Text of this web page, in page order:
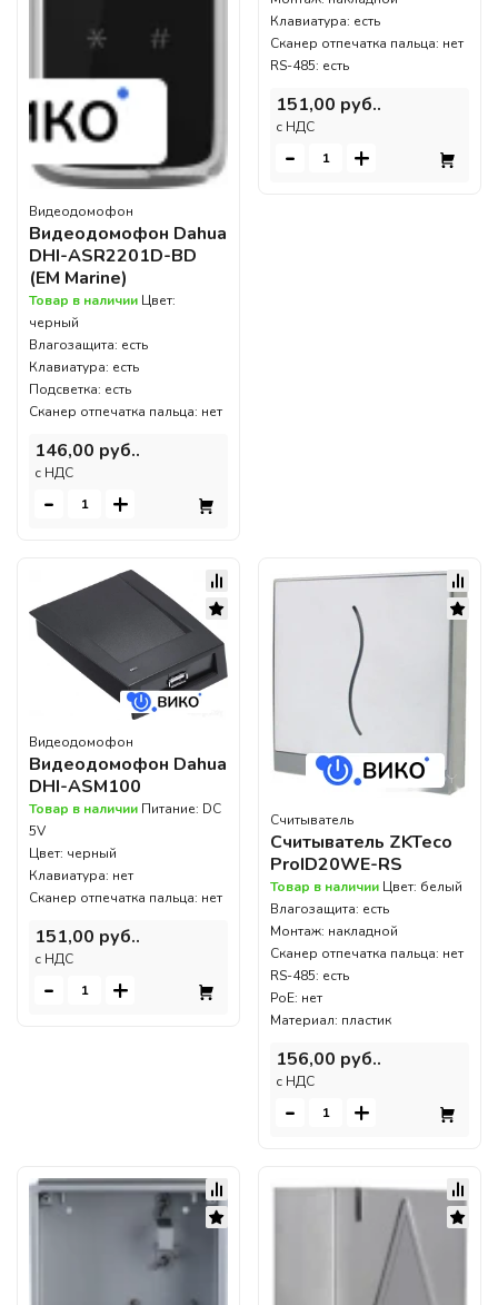
Видеодомофон
Видеодомофон Dahua
DHI-ASR2201D-BD
(EM Marine)
Товар в наличии Цвет:
черный
Влагозащита: есть
Клавиатура: есть
Подсветка: есть
Сканер отпечатка пальца: нет
146,00 руб..
c НДС
- +
Клавиатура: есть
Сканер отпечатка пальца: нет
RS-485: есть
151,00 руб..
c НДС
- +
Видеодомофон
Видеодомофон Dahua
DHI-ASM100
Товар в наличии Питание: DC
5V
Цвет: черный
Клавиатура: нет
Сканер отпечатка пальца: нет
151,00 руб..
c НДС
- +
Считыватель
Считыватель ZKTeco
ProID20WE-RS
Товар в наличии Цвет: белый
Влагозащита: есть
Монтаж: накладной
Сканер отпечатка пальца: нет
RS-485: есть
PoE: нет
Материал: пластик
156,00 руб..
c НДС
- +